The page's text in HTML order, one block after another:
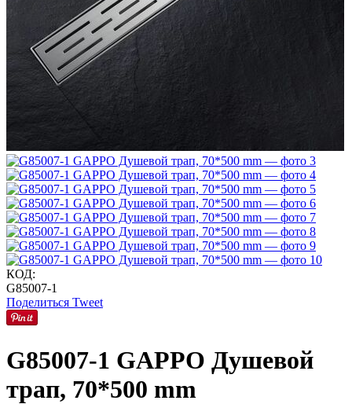
КОД:
G85007-1
Поделиться Tweet
G85007-1 GAPPO Душевой
трап, 70*500 mm